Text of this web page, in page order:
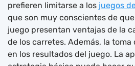
prefieren limitarse a los juegos
que son muy conscientes de
juego presentan ventajas de la
de los carretes. Además, la
en los resultados del juego. La